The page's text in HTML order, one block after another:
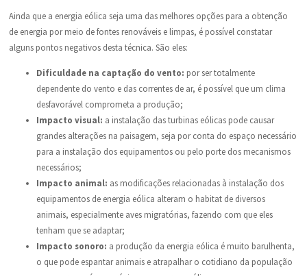
Ainda que a energia eólica seja uma das melhores opções para a obtenção
de energia por meio de fontes renováveis e limpas, é possível constatar
alguns pontos negativos desta técnica. São eles:
Dificuldade na captação do vento: por ser totalmente
dependente do vento e das correntes de ar, é possível que um clima
desfavorável comprometa a produção;
Impacto visual: a instalação das turbinas eólicas pode causar
grandes alterações na paisagem, seja por conta do espaço necessário
para a instalação dos equipamentos ou pelo porte dos mecanismos
necessários;
Impacto animal: as modificações relacionadas à instalação dos
equipamentos de energia eólica alteram o habitat de diversos
animais, especialmente aves migratórias, fazendo com que eles
tenham que se adaptar;
Impacto sonoro: a produção da energia eólica é muito barulhenta,
o que pode espantar animais e atrapalhar o cotidiano da população